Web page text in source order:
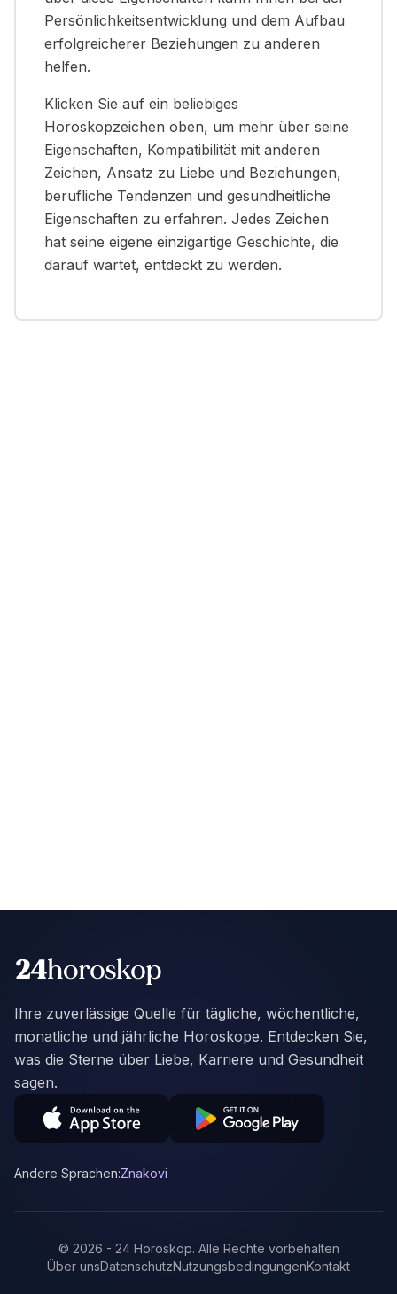
Persönlichkeitsentwicklung und dem Aufbau
erfolgreicherer Beziehungen zu anderen
helfen.
Klicken Sie auf ein beliebiges
Horoskopzeichen oben, um mehr über seine
Eigenschaften, Kompatibilität mit anderen
Zeichen, Ansatz zu Liebe und Beziehungen,
berufliche Tendenzen und gesundheitliche
Eigenschaften zu erfahren. Jedes Zeichen
hat seine eigene einzigartige Geschichte, die
darauf wartet, entdeckt zu werden.
Ihre zuverlässige Quelle für tägliche, wöchentliche,
monatliche und jährliche Horoskope. Entdecken Sie,
was die Sterne über Liebe, Karriere und Gesundheit
sagen.
Andere Sprachen:Znakovi
© 2026 - 24 Horoskop. Alle Rechte vorbehalten
Über unsDatenschutzNutzungsbedingungenKontakt